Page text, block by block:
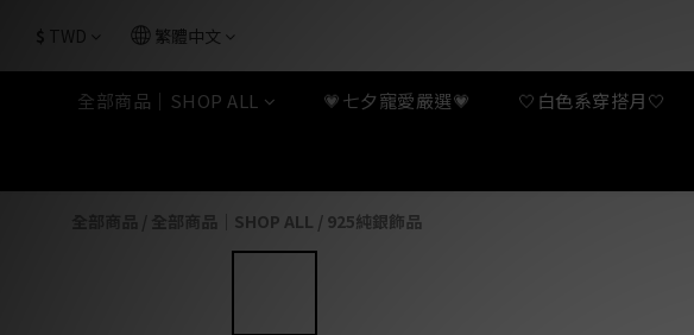
$ TWD 繁體中文
全部商品｜SHOP ALL 💗七夕寵愛嚴選💗 🤍白色系穿搭月🤍
全部商品｜SHOP ALL / 925純銀飾品